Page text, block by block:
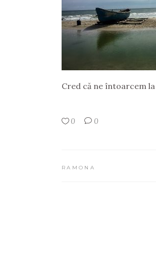
Cred că ne întoarcem
0 0
RAMONA